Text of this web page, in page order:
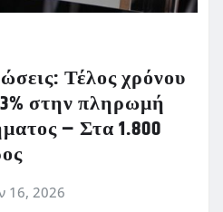
Τέλος χρόνου
στην πληρωμή
– Στα 1.800
16, 2026